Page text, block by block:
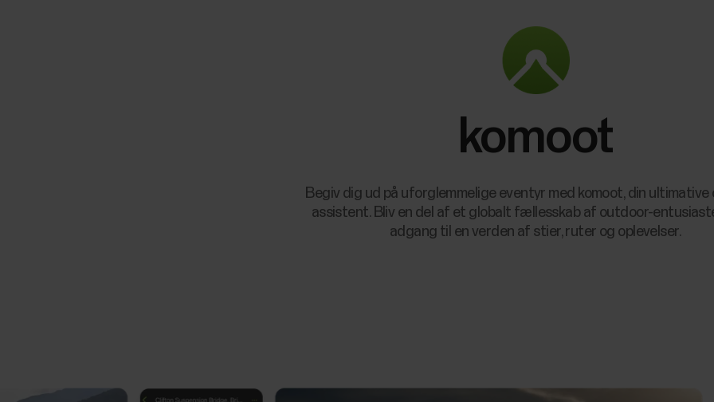
komoot
Begiv dig ud på uforglemmelige eventyr med komoot, din
assistent. Bliv en del af et globalt fællesskab af outdoor-
adgang til en verden af stier, ruter og oplevelser.